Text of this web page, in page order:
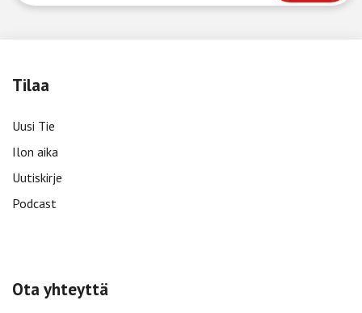
Tilaa
Uusi Tie
Ilon aika
Uutiskirje
Podcast
Ota yhteyttä